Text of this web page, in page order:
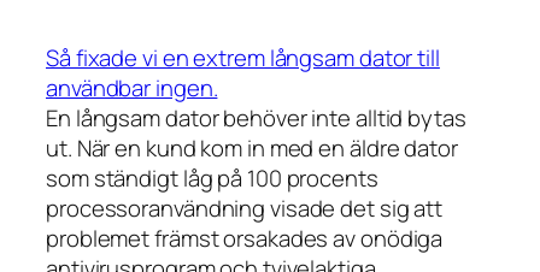
Så fixade vi en extrem långsam dator till
användbar ingen.
En långsam dator behöver inte alltid bytas
ut. När en kund kom in med en äldre dator
som ständigt låg på 100 procents
processoranvändning visade det sig att
problemet främst orsakades av onödiga